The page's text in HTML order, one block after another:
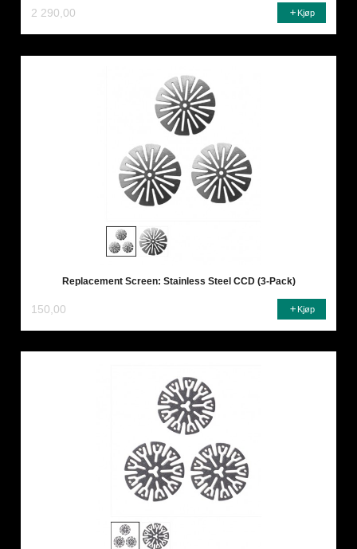
2 290,00 Kjøp
Replacement Screen: Stainless Steel CCD (3-Pack)
150,00 Kjøp